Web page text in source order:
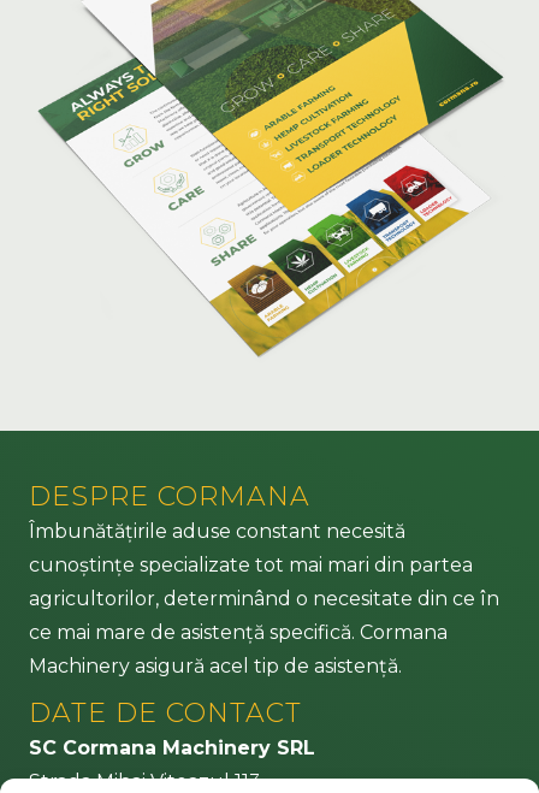
DESPRE CORMANA
Îmbunătățirile aduse constant necesită
cunoștințe specializate tot mai mari din partea
agricultorilor, determinând o necesitate din ce în
ce mai mare de asistență specifică. Cormana
Machinery asigură acel tip de asistență.
DATE DE CONTACT
SC Cormana Machinery SRL
Strada Mihai Viteazul 113